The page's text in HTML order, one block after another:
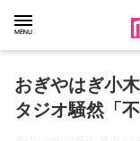
おぎやはぎ小
タジオ騒然「